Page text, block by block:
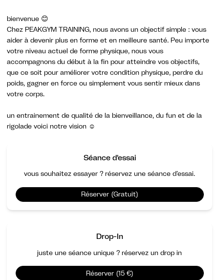
bienvenue 😊
Chez PEAKGYM TRAINING, nous avons un objectif simple : vous
aider à devenir plus en forme et en meilleure santé. Peu importe
votre niveau actuel de forme physique, nous vous
accompagnons du début à la fin pour atteindre vos objectifs,
que ce soit pour améliorer votre condition physique, perdre du
poids, gagner en force ou simplement vous sentir mieux dans
votre corps.
un entrainement de qualité de la bienveillance, du fun et de la
rigolade voici notre vision ☺️
Séance d'essai
vous souhaitez essayer ? réservez une séance d’essai.
Réserver (Gratuit)
Drop-In
juste une séance unique ? réservez un drop in
Réserver (15 €)